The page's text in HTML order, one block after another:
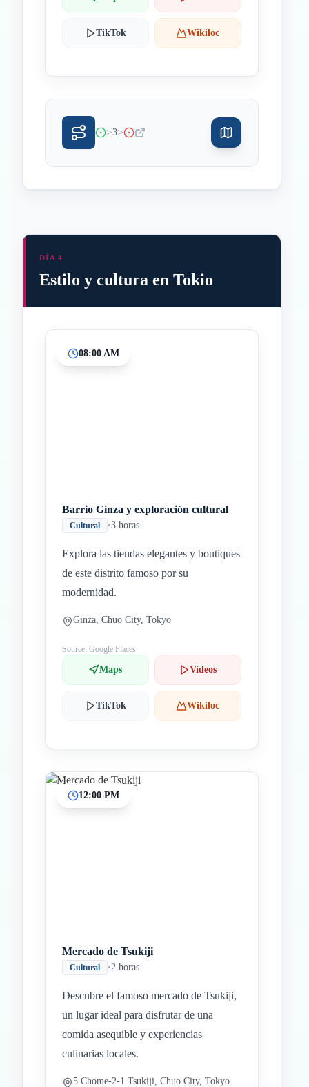
TikTok Wikiloc
>3>
DÍA 4
Estilo y cultura en Tokio
08:00 AM
Barrio Ginza y exploración cultural
Cultural •3 horas
Explora las tiendas elegantes y boutiques
de este distrito famoso por su
modernidad.
Ginza, Chuo City, Tokyo
Source: Google Places
Maps Videos
TikTok Wikiloc
12:00 PM
Mercado de Tsukiji
Cultural •2 horas
Descubre el famoso mercado de Tsukiji,
un lugar ideal para disfrutar de una
comida asequible y experiencias
culinarias locales.
5 Chome-2-1 Tsukiji, Chuo City, Tokyo